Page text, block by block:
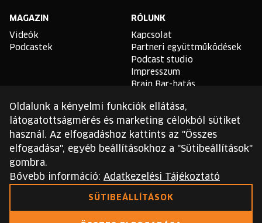
MAGAZIN
Videók
Podcastek
RÓLUNK
Kapcsolat
Partneri együttműködések
Podcast studio
Impresszum
Brain Bar-hatás
TLDR
Általános Szerződési
Feltételek
Sütikezelési Szabályzat
Adatvédelmi Szabályzat
Ezt a webhelyet a reCAPTCHA védi, és a Google
Oldalunk a kényelmi funkciók ellátása,
látogatottságmérés és marketing célokból sütiket
használ. Az elfogadáshoz kattints az "Összes
elfogadása", egyéb beállításokhoz a "Sütibeállítások"
gombra.
Bővebb információ: Adatkezelési Tájékoztató
SÜTIBEÁLLÍTÁSOK